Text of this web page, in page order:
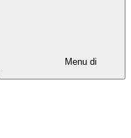
Menu di